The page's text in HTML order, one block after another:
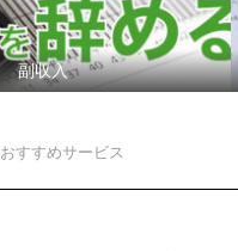
副収入
おすすめサービス